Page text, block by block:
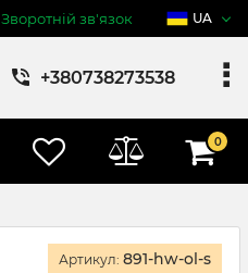
Зворотній зв'язок UA
+380738273538
0
Артикул: 891-hw-ol-s